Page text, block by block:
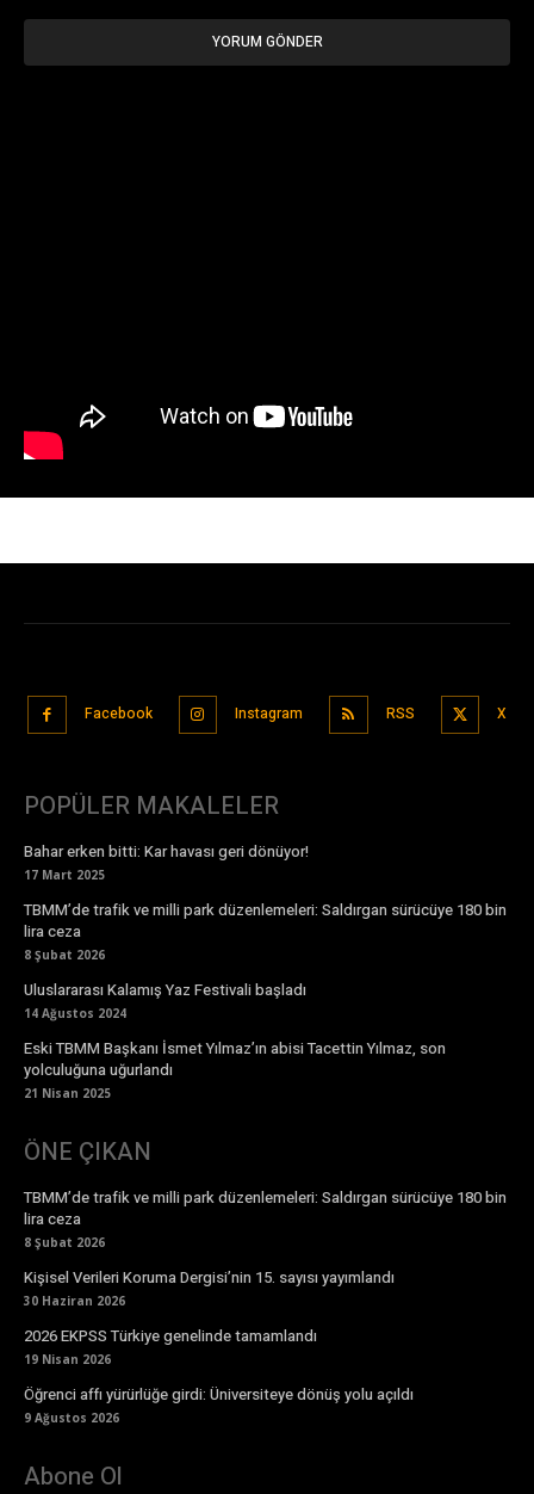
Facebook Instagram RSS X
POPÜLER MAKALELER
Bahar erken bitti: Kar havası geri dönüyor!
17 Mart 2025
TBMM’de trafik ve milli park düzenlemeleri: Saldırgan sürücüye 180 bin
lira ceza
8 Şubat 2026
Uluslararası Kalamış Yaz Festivali başladı
14 Ağustos 2024
Eski TBMM Başkanı İsmet Yılmaz’ın abisi Tacettin Yılmaz, son
yolculuğuna uğurlandı
21 Nisan 2025
ÖNE ÇIKAN
TBMM’de trafik ve milli park düzenlemeleri: Saldırgan sürücüye 180 bin
lira ceza
8 Şubat 2026
Kişisel Verileri Koruma Dergisi’nin 15. sayısı yayımlandı
30 Haziran 2026
2026 EKPSS Türkiye genelinde tamamlandı
19 Nisan 2026
Öğrenci affı yürürlüğe girdi: Üniversiteye dönüş yolu açıldı
9 Ağustos 2026
Abone Ol